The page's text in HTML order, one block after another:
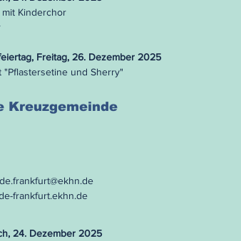
Kinderchor
Freitag, 26. Dezember 2025
"Pflastersetine und Sherry"
Kreuzgemeinde
frankfurt.ekhn.de
24. Dezember 2025